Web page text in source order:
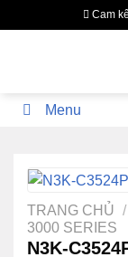
qua
Cam
Menu
TRANG CHỦ /
3000 SERIES
N3K-